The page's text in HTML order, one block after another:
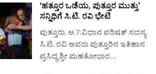
‘ಹತ್ತೂರ ಒಡೆಯ, ಪುತ್ತೂರ ಮುತ್ತು’
ಸನ್ನಿಧಿಗೆ ಸಿ.ಟಿ. ರವಿ ಭೇಟಿ
ಪುತ್ತೂರು, ಆ.7:ವಿಧಾನ ಪರಿಷತ್ ಸದಸ್ಯ
ಸಿ.ಟಿ. ರವಿ ಅವರು ಪುತ್ತೂರಿನ ಇತಿಹಾಸ
ಪ್ರಸಿದ್ಧ ಶ್ರೀ ಮಹತೋಭಾರ…